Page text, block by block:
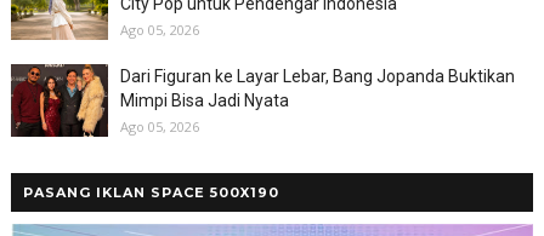
Ago 05, 2026
Dari Figuran ke Layar Lebar, Bang Jopanda Buktikan
Mimpi Bisa Jadi Nyata
Ago 05, 2026
PASANG IKLAN SPACE 500X190